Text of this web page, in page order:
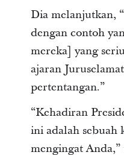
Dia melanjutkan,
dengan contoh
mereka] yang
ajaran
pertentangan.”
“Kehadiran
ini adalah sebuah
mengingat